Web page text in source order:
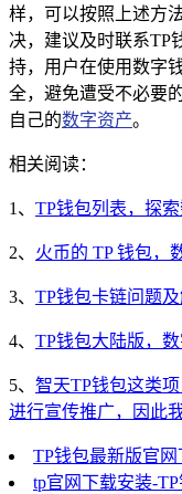
样，可以按照上述方
决，建议及时联系TP
持，用户在使用数字
全，避免遭受不必要
自己的数字资产。
相关阅读：
1、 TP钱包列表，探
2、 火币的 TP 钱包，
3、 TP钱包卡链问题
4、 TP钱包大陆版，
5、 智天TP钱包这类
进行宣传推广，因此
TP钱包最新版官
tp官网下载安装-